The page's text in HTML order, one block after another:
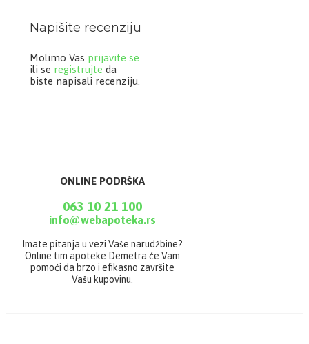
Napišite recenziju
Molimo Vas prijavite se
ili se registrujte da
biste napisali recenziju.
ONLINE PODRŠKA
063 10 21 100
info@webapoteka.rs
Imate pitanja u vezi Vaše narudžbine?
Online tim apoteke Demetra će Vam
pomoći da brzo i efikasno završite
Vašu kupovinu.